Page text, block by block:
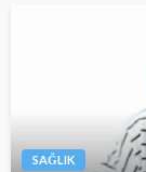
SAĞLIK